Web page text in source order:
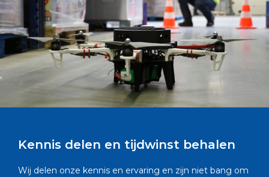
Kennis delen en tijdwinst behalen
Wij delen onze kennis en ervaring en zijn niet bang om